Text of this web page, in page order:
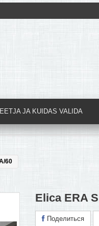
JA KUIDAS VALIDA
60
Elica ERA
Поделиться